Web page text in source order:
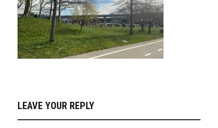
LEAVE YOUR REPLY